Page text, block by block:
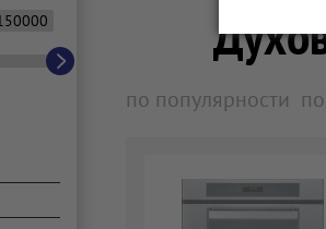
по популярности